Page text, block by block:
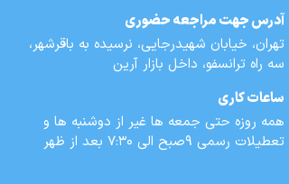
آدرس جهت مراجعه حضوری
تهران، خيابان شهيدرجايى، نرسیده به باقرشهر،
سه راه ترانسفو، داخل بازار آرین
ساعات کاری
همه روزه حتی جمعه ها غیر از دوشنبه ها و
تعطیلات رسمی 9صبح الی 7:30 بعد از ظهر